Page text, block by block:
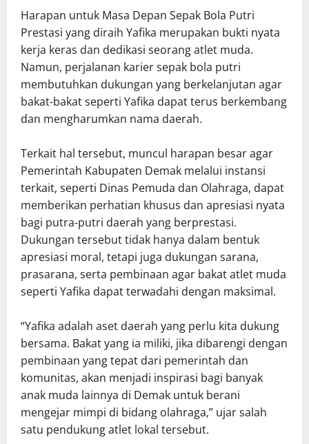
Harapan untuk Masa Depan Sepak Bola Putri
Prestasi yang diraih Yafika merupakan bukti nyata
kerja keras dan dedikasi seorang atlet muda.
Namun, perjalanan karier sepak bola putri
membutuhkan dukungan yang berkelanjutan agar
bakat-bakat seperti Yafika dapat terus berkembang
dan mengharumkan nama daerah.
Terkait hal tersebut, muncul harapan besar agar
Pemerintah Kabupaten Demak melalui instansi
terkait, seperti Dinas Pemuda dan Olahraga, dapat
memberikan perhatian khusus dan apresiasi nyata
bagi putra-putri daerah yang berprestasi.
Dukungan tersebut tidak hanya dalam bentuk
apresiasi moral, tetapi juga dukungan sarana,
prasarana, serta pembinaan agar bakat atlet muda
seperti Yafika dapat terwadahi dengan maksimal.
“Yafika adalah aset daerah yang perlu kita dukung
bersama. Bakat yang ia miliki, jika dibarengi dengan
pembinaan yang tepat dari pemerintah dan
komunitas, akan menjadi inspirasi bagi banyak
anak muda lainnya di Demak untuk berani
mengejar mimpi di bidang olahraga,” ujar salah
satu pendukung atlet lokal tersebut.